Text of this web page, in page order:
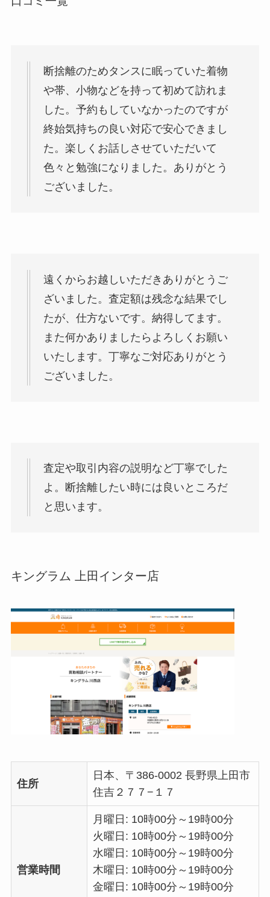
断捨離のためタンスに眠っていた着物
や帯、小物などを持って初めて訪れま
した。予約もしていなかったのですが
終始気持ちの良い対応で安心できまし
た。楽しくお話しさせていただいて
色々と勉強になりました。ありがとう
ございました。
遠くからお越しいただきありがとうご
ざいました。査定額は残念な結果でし
たが、仕方ないです。納得してます。
また何かありましたらよろしくお願い
いたします。丁寧なご対応ありがとう
ございました。
査定や取引内容の説明など丁寧でした
よ。断捨離したい時には良いところだ
と思います。
キングラム 上田インター店
住所
日本、〒386-0002 長野県上田市
住吉２７７−１７
営業時間
月曜日: 10時00分～19時00分
火曜日: 10時00分～19時00分
水曜日: 10時00分～19時00分
木曜日: 10時00分～19時00分
金曜日: 10時00分～19時00分